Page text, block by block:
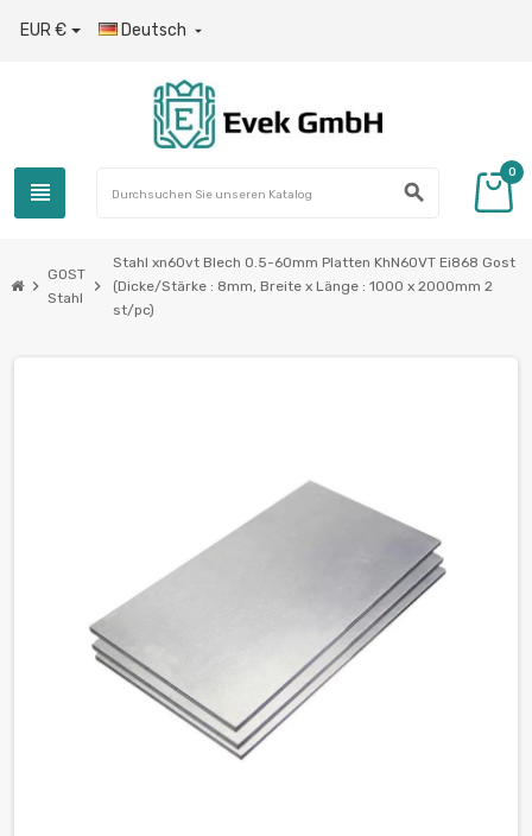
EUR € Deutsch 
view_headline search
0
chevron_right
GOST
Stahl
chevron_right
Stahl xn60vt Blech 0.5-60mm Platten KhN60VT Ei868 Gost
(Dicke/Stärke : 8mm, Breite x Länge : 1000 x 2000mm 2
st/pc)